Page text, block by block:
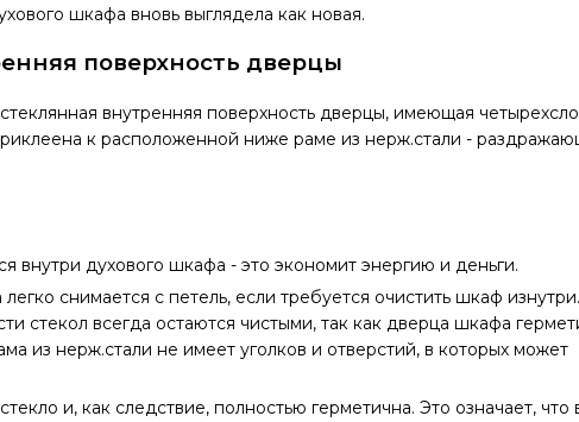
шкафа вновь выглядела как новая.
поверхность дверцы
внутренняя поверхность дверцы, имеющая
к расположенной ниже раме из нерж.стали -
внутри духового шкафа - это экономит энергию и деньги.
снимается с петель, если требуется очистить шкаф изнутри.
стекол всегда остаются чистыми, так как дверца шкафа
из нерж.стали не имеет уголков и отверстий, в которых может
и, как следствие, полностью герметична. Это означает,